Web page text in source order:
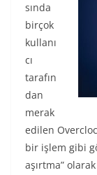
sında
birçok
kullanı
cı
tarafın
dan
merak
edilen
bir işlem gibi
aşırtma”